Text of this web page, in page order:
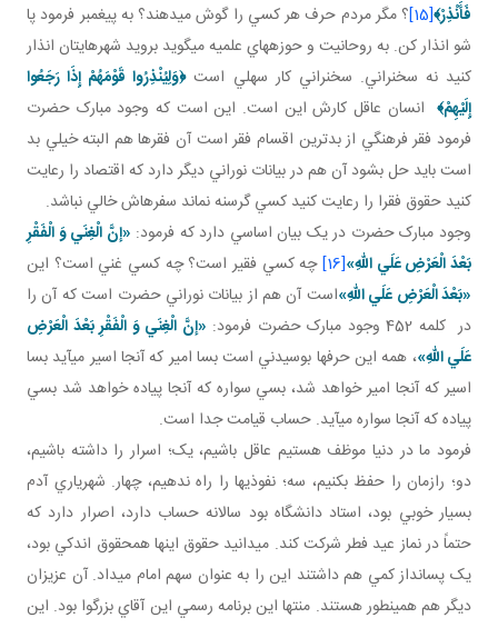
فَأَنْذِرْ﴾[15]
؟ مگر مردم حرف هر کسي را گوش مي دهند؟ به پيغمبر فرمود پا
شو انذار کن. به روحانيت و حوزه هاي علميه مي گويد برويد شهرهايتان انذار
کنيد نه سخنراني. سخنراني کار سهلي است﴿وَلِيُنْذِرُوا قَوْمَهُمْ إِذَا رَجَعُوا
إِلَيْهِمْ﴾ انسان عاقل کارش اين است. اين است که وجود مبارک حضرت
فرمود فقر فرهنگي از بدترين اقسام فقر است آن فقرها هم البته خيلي بد
است بايد حل بشود آن هم در بيانات نوراني ديگر دارد که اقتصاد را رعايت
کنيد حقوق فقرا را رعايت کنيد کسي گرسنه نماند سفره اش خالي نباشد.
وجود مبارک حضرت در يک بيان اساسي دارد که فرمود: «إنَّ الْغِنَي وَ الْفَقْرِ
بَعْدَ الْعَرْضِ عَلَي اللهِ»[16]
چه کسي فقير است؟ چه کسي غني است؟ اين
«بَعْدَ الْعَرْضِ عَلَي اللهِ»است آن هم از بيانات نوراني حضرت است که آن را
در کلمه 452 وجود مبارک حضرت فرمود:
«إنَّ الْغِنَي وَ الْفَقْرِ بَعْدَ الْعَرْضِ
عَلَي اللهِ»، همه اين حرف ها بوسيدني است بسا امير که آنجا اسير مي آيد بسا
اسير که آنجا امير خواهد شد، بسي سواره که آنجا پياده خواهد شد بسي
پياده که آنجا سواره مي آيد. حساب قيامت جدا است.
فرمود ما در دنيا موظف هستيم عاقل باشيم، يک؛ اسرار را داشته باشيم،
دو؛ رازمان را حفظ بکنيم، سه؛ نفوذي ها را راه ندهيم، چهار. شهرياري آدم
بسيار خوبي بود، استاد دانشگاه بود سالانه حساب دارد، اصرار دارد که
حتماً در نماز عيد فطر شرکت کند. مي دانيد حقوق اينها همحقوق اندکي بود،
يک پس انداز کمي هم داشتند اين را به عنوان سهم امام ­می­داد. آن عزيزان
ديگر هم همين طور هستند. منتها اين برنامه رسمي اين آقاي بزرگوا بود. اين